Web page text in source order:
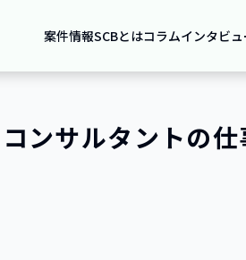
案件情報SCBとはコラムインタビュ
ンサルタントの